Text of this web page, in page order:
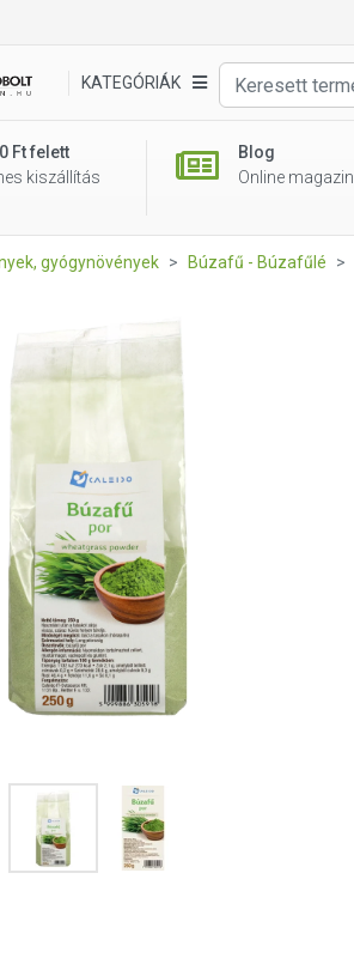
KATEGÓRIÁK
Ft felett
kiszállítás
Blog
Online magazin
gyógynövények Búzafű - Búzafűlé